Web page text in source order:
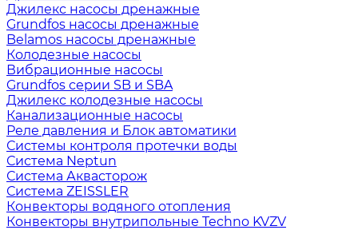
Джилекс насосы дренажные
Grundfos насосы дренажные
Belamos насосы дренажные
Колодезные насосы
Вибрационные насосы
Grundfos серии SB и SBA
Джилекс колодезные насосы
Канализационные насосы
Реле давления и Блок автоматики
Системы контроля протечки воды
Система Neptun
Система Аквасторож
Система ZEISSLER
Конвекторы водяного отопления
Конвекторы внутрипольные Techno KVZV